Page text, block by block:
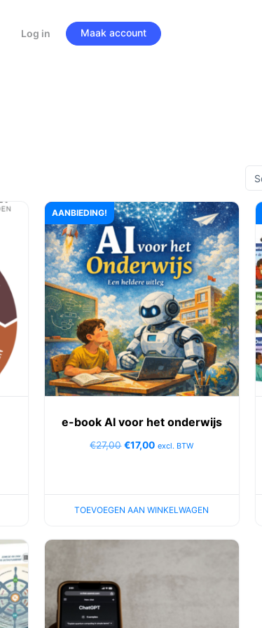
Log in Maak account
AANBIEDING!
e-book AI voor het onderwijs
€27,00 €17,00 excl. BTW
TOEVOEGEN AAN WINKELWAGEN